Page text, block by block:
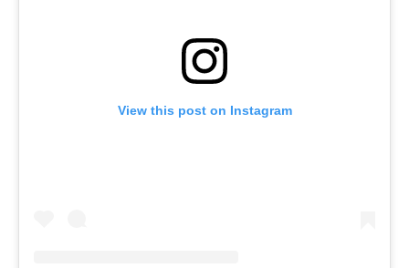
View this post on Instagram